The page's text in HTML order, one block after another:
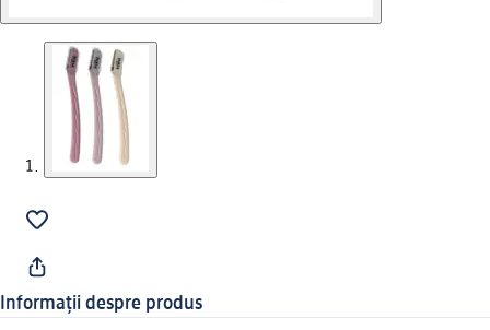
Informații despre produs